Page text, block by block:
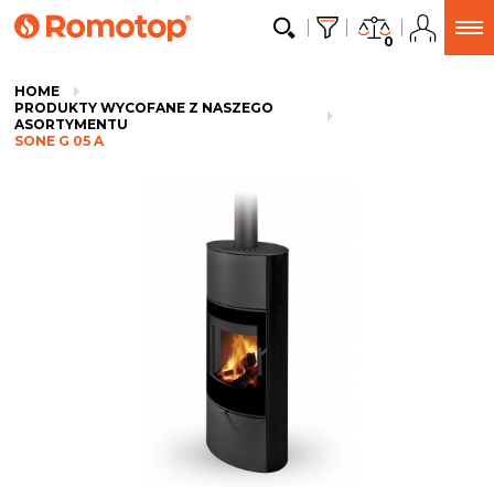
0
HOME
PRODUKTY WYCOFANE Z NASZEGO
ASORTYMENTU
SONE G 05 A